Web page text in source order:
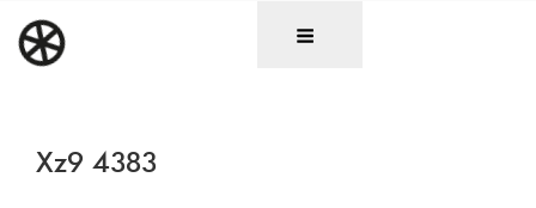
Inhalt
springen
Xz9 4383